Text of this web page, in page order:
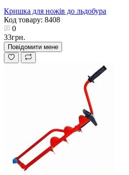
Кришка для ножів до льдобура
Код товару: 8408
0
33грн.
Повідомити мене